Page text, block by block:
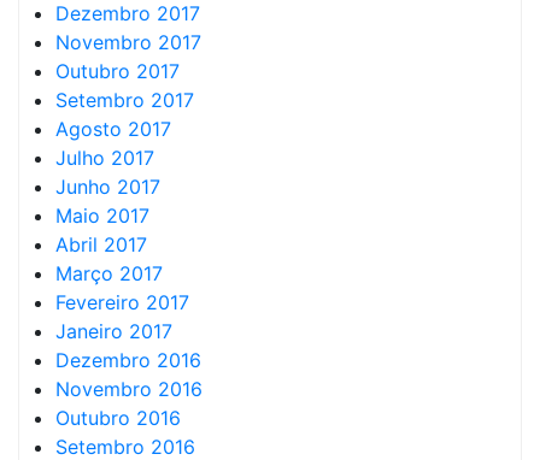
Dezembro 2017
Novembro 2017
Outubro 2017
Setembro 2017
Agosto 2017
Julho 2017
Junho 2017
Maio 2017
Abril 2017
Março 2017
Fevereiro 2017
Janeiro 2017
Dezembro 2016
Novembro 2016
Outubro 2016
Setembro 2016